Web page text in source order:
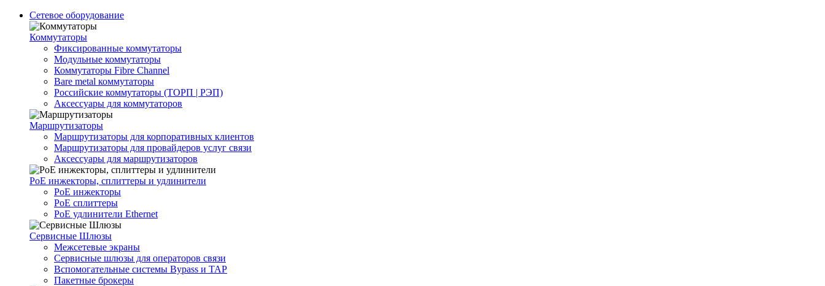
Сетевое оборудование
Коммутаторы
Фиксированные коммутаторы
Модульные коммутаторы
Коммутаторы Fibre Channel
Bare metal коммутаторы
Российские коммутаторы (ТОРП | РЭП)
Аксессуары для коммутаторов
Маршрутизаторы
Маршрутизаторы для корпоративных клиентов
Маршрутизаторы для провайдеров услуг связи
Аксессуары для маршрутизаторов
PoE инжекторы, сплиттеры и удлинители
PoE инжекторы
PoE сплиттеры
PoE удлинители Ethernet
Сервисные Шлюзы
Межсетевые экраны
Сервисные шлюзы для операторов связи
Вспомогательные системы Bypass и TAP
Пакетные брокеры